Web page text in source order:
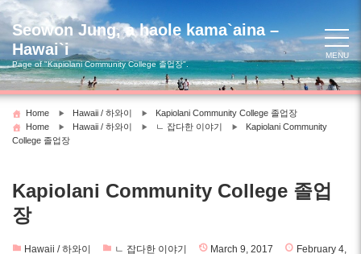
Skip
to
content
Seowon Jung, a haole kama`aina –
Hawai`i
Page of "Kapiolani Community College 졸업장".
MENU
Home Hawaii / 하와이
Kapiolani Community College 졸업장
Home
Hawaii / 하와이 ㄴ 잡다한 이야기
Kapiolani Community
College 졸업장
Kapiolani Community College 졸업
장
Hawaii / 하와이 ㄴ 잡다한 이야기 March 9, 2017
February 4,